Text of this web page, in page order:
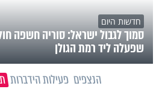
חדשות היום
סמוך לגבול ישראל: סוריה חשפה
שפעלה ליד רמת הגולן
הנצפים פעילות הידברות